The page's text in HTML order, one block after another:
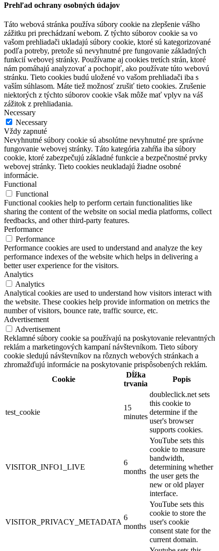
Prehľad ochrany osobných údajov
Táto webová stránka používa súbory cookie na zlepšenie vášho
zážitku pri prechádzaní webom. Z týchto súborov cookie sa vo
vašom prehliadači ukladajú súbory cookie, ktoré sú kategorizované
podľa potreby, pretože sú nevyhnutné pre fungovanie základných
funkcií webovej stránky. Používame aj cookies tretích strán, ktoré
nám pomáhajú analyzovať a pochopiť, ako používate túto webovú
stránku. Tieto cookies budú uložené vo vašom prehliadači iba s
vaším súhlasom. Máte tiež možnosť zrušiť tieto cookies. Zrušenie
niektorých z týchto súborov cookie však môže mať vplyv na váš
zážitok z prehliadania.
Necessary
Necessary
Vždy zapnuté
Nevyhnutné súbory cookie sú absolútne nevyhnutné pre správne
fungovanie webovej stránky. Táto kategória zahŕňa iba súbory
cookie, ktoré zabezpečujú základné funkcie a bezpečnostné prvky
webovej stránky. Tieto cookies neukladajú žiadne osobné
informácie.
Functional
Functional
Functional cookies help to perform certain functionalities like
sharing the content of the website on social media platforms, collect
feedbacks, and other third-party features.
Performance
Performance
Performance cookies are used to understand and analyze the key
performance indexes of the website which helps in delivering a
better user experience for the visitors.
Analytics
Analytics
Analytical cookies are used to understand how visitors interact with
the website. These cookies help provide information on metrics the
number of visitors, bounce rate, traffic source, etc.
Advertisement
Advertisement
Reklamné súbory cookie sa používajú na poskytovanie relevantných
reklám a marketingových kampaní návštevníkom. Tieto súbory
cookie sledujú návštevníkov na rôznych webových stránkach a
zhromažďujú informácie na poskytovanie prispôsobených reklám.
Cookie
Dĺžka
trvania
Popis
test_cookie
15
minutes
doubleclick.net sets
this cookie to
determine if the
user's browser
supports cookies.
VISITOR_INFO1_LIVE
6
months
YouTube sets this
cookie to measure
bandwidth,
determining whether
the user gets the
new or old player
interface.
VISITOR_PRIVACY_METADATA
6
months
YouTube sets this
cookie to store the
user's cookie
consent state for the
current domain.